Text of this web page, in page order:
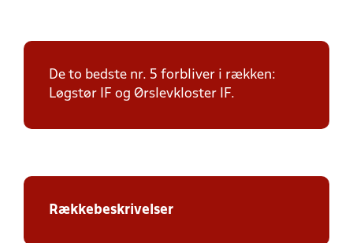
De to bedste nr. 5 forbliver i rækken:
Løgstør IF og Ørslevkloster IF.
Rækkebeskrivelser